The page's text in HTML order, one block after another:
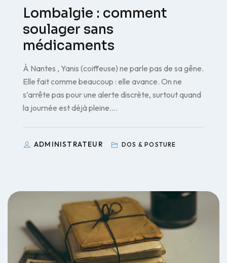
Lombalgie : comment
soulager sans
médicaments
À Nantes , Yanis (coiffeuse) ne parle pas de sa gêne.
Elle fait comme beaucoup : elle avance. On ne
s’arrête pas pour une alerte discrète, surtout quand
la journée est déjà pleine.…
ADMINISTRATEUR DOS & POSTURE